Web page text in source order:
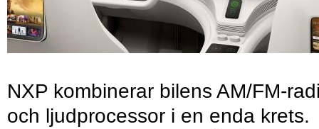
NXP kombinerar bilens AM/FM-
och ljudprocessor i en enda krets.